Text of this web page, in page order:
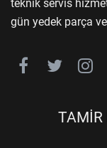
teknik servis
gün yedek parça
TAMİR